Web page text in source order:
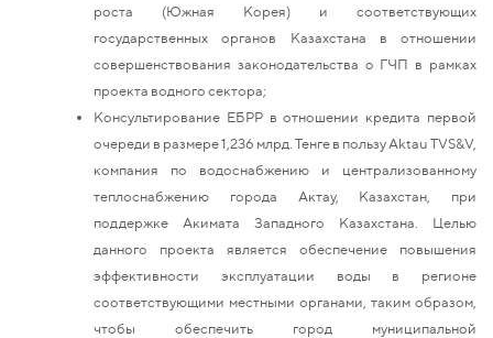
роста (Южная Корея) и соответствующих
государственных органов Казахстана в отношении
совершенствования законодательства о ГЧП в рамках
проекта водного сектора;
Консультирование ЕБРР в отношении кредита первой
очереди в размере 1,236 млрд. Тенге в пользу Aktau TVS&V,
компания по водоснабжению и централизованному
теплоснабжению города Актау, Казахстан, при
поддержке Акимата Западного Казахстана. Целью
данного проекта является обеспечение повышения
эффективности эксплуатации воды в регионе
соответствующими местными органами, таким образом,
чтобы обеспечить город муниципальной